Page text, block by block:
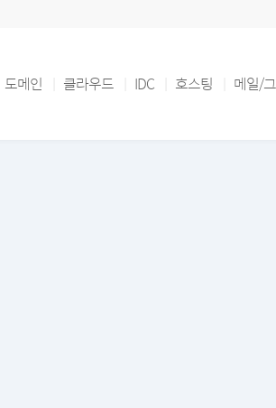
도메인 클라우드 IDC 호스팅 메일/